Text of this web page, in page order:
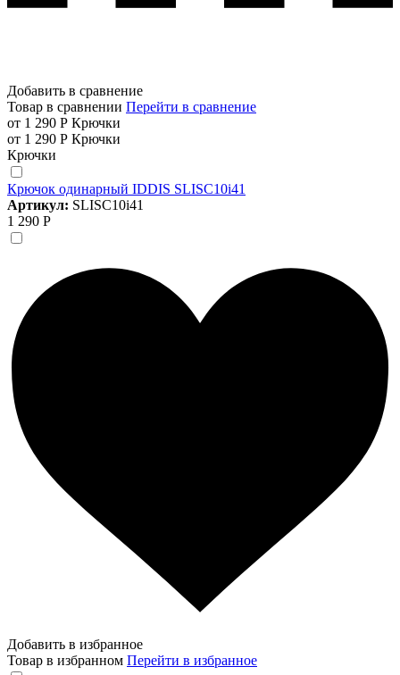
Добавить в сравнение
Товар в сравнении Перейти в сравнение
от 1 290 Р Крючки
от 1 290 Р Крючки
Крючки
Крючок одинарный IDDIS SLISC10i41
Артикул: SLISC10i41
1 290 Р
Добавить в избранное
Товар в избранном Перейти в избранное